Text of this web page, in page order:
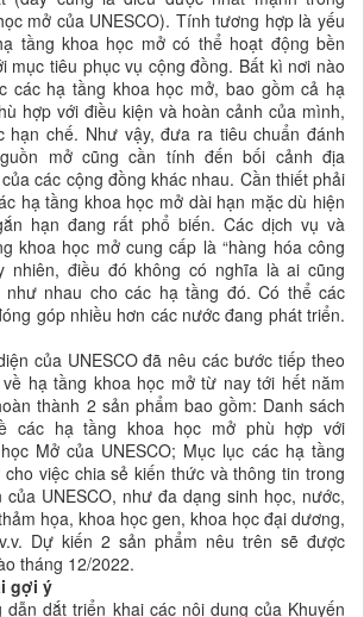
mở của UNESCO). Tính tương hợp là yếu
tầng khoa học mở có thể hoạt động bền
mục tiêu phục vụ cộng đồng. Bất kì nơi nào
các hạ tầng khoa học mở, bao gồm cả hạ
hợp với điều kiện và hoàn cảnh của mình,
hạn chế. Như vậy, đưa ra tiêu chuẩn đánh
mở cũng cần tính đến bối cảnh địa
các cộng đồng khác nhau. Cần thiết phải
hạ tầng khoa học mở dài hạn mặc dù hiện
hạn đang rất phổ biến. Các dịch vụ và
khoa học mở cung cấp là “hàng hóa công
nhiên, điều đó không có nghĩa là ai cũng
nhau cho các hạ tầng đó. Có thể các
góp nhiều hơn các nước đang phát triển.
của UNESCO đã nêu các bước tiếp theo
hạ tầng khoa học mở từ nay tới hết năm
thành 2 sản phẩm bao gồm: Danh sách
các hạ tầng khoa học mở phù hợp với
Mở của UNESCO; Mục lục các hạ tầng
việc chia sẻ kiến thức và thông tin trong
UNESCO, như đa dạng sinh học, nước,
họa, khoa học gen, khoa học đại dương,
Dự kiến 2 sản phẩm nêu trên sẽ được
tháng 12/2022.
gợi ý
dẫn dắt triển khai các nội dung của Khuyến